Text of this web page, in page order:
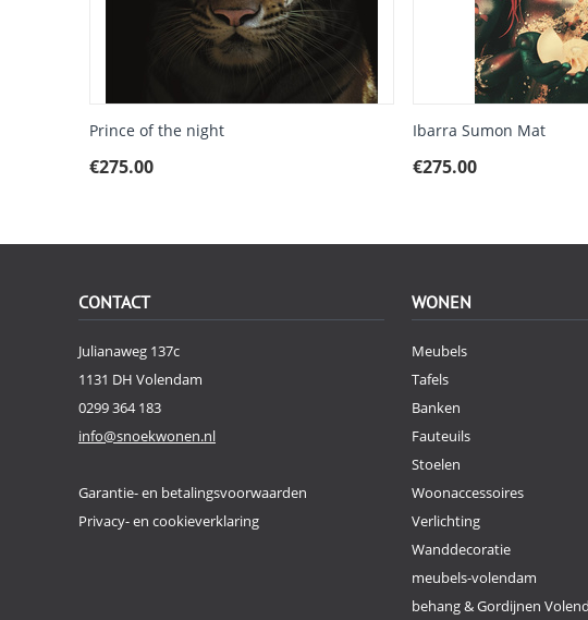
Prince of the night
€275.00
Ibarra Sumon Mat
€275.00
CONTACT
Julianaweg 137c
1131 DH Volendam
0299 364 183
info@snoekwonen.nl
Garantie- en betalingsvoorwaarden
Privacy- en cookieverklaring
WONEN
Meubels
Tafels
Banken
Fauteuils
Stoelen
Woonaccessoires
Verlichting
Wanddecoratie
meubels-volendam
behang & Gordijnen